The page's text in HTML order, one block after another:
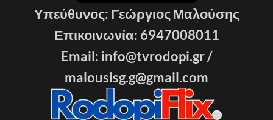
Υπεύθυνος: Γεώργιος Μαλούσης
Επικοινωνία: 6947008011
Email: info@tvrodopi.gr /
malousisg.g@gmail.com